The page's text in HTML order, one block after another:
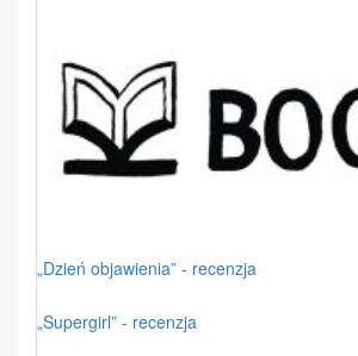
„Dzień objawienia” - recenzja
„Supergirl” - recenzja